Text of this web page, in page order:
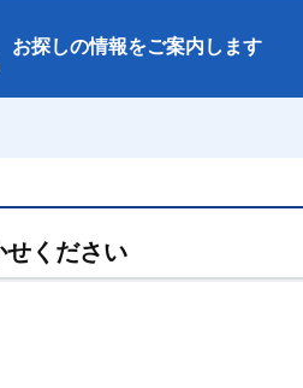
お探しの情報をご案内します
せください